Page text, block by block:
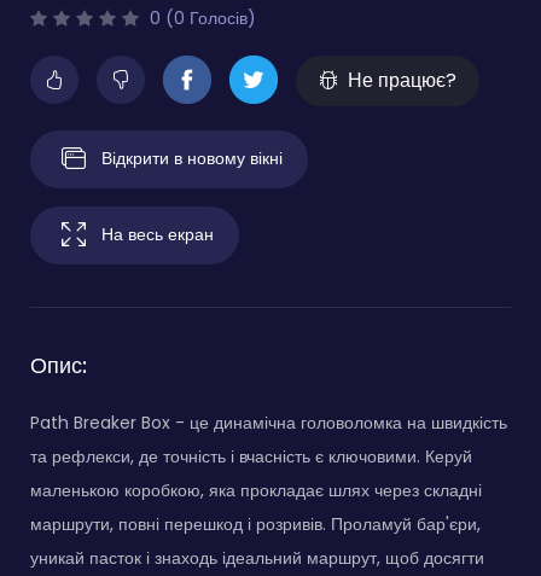
0 (0 Голосів)
Не працює?
Відкрити в новому вікні
На весь екран
Опис:
Path Breaker Box - це динамічна головоломка на швидкість
та рефлекси, де точність і вчасність є ключовими. Керуй
маленькою коробкою, яка прокладає шлях через складні
маршрути, повні перешкод і розривів. Проламуй бар'єри,
уникай пасток і знаходь ідеальний маршрут, щоб досягти